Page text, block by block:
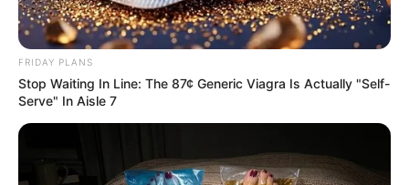
FRIDAY PLANS
Stop Waiting In Line: The 87¢ Generic Viagra Is Actually "Self-
Serve" In Aisle 7